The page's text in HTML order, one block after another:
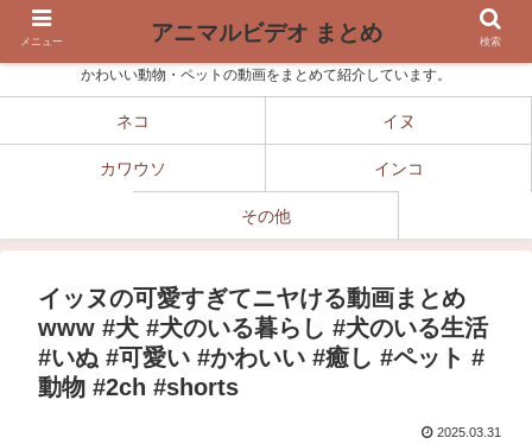
かわいい動物・ペットの動画をまとめて紹介しています。
ネコ イヌ
カワウソ インコ
その他
イッヌの可愛すぎてニヤける動画まとめ
www #犬 #犬のいる暮らし #犬のいる生活
#いぬ #可愛い #かわいい #癒し #ペット #
動物 #2ch #shorts
2025.03.31
メニュー アニマルビデオ まとめ 検索